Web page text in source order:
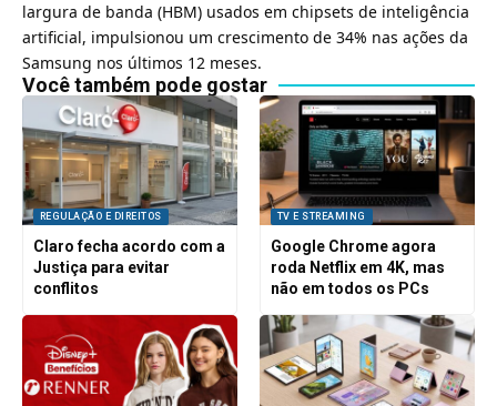
largura de banda (HBM) usados em chipsets de inteligência
artificial, impulsionou um crescimento de 34% nas ações da
Samsung nos últimos 12 meses.
Você também pode gostar
REGULAÇÃO E DIREITOS
Claro fecha acordo com a
Justiça para evitar
conflitos
TV E STREAMING
Google Chrome agora
roda Netflix em 4K, mas
não em todos os PCs